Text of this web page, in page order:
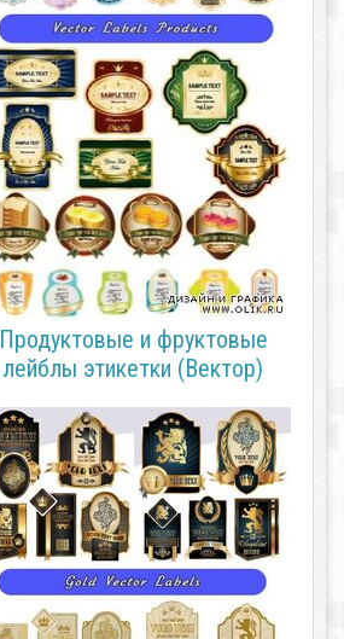
Продуктовые и фруктовые
лейблы этикетки (Вектор)